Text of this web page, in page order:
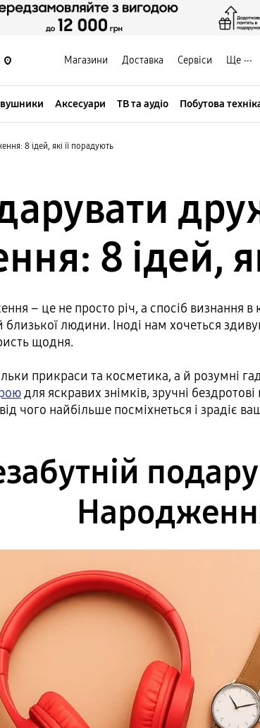
Магазини Доставка Сервіси Ще
Аксесуари ТВ та аудіо Побутова
8 ідей, які її порадують
8 ідей,
– це не просто річ, а спосіб визнання в
людини. Іноді нам хочеться
щодня.
прикраси та косметика, а й розумні
для яскравих знімків, зручні
чого найбільше посміхнеться і зрадіє